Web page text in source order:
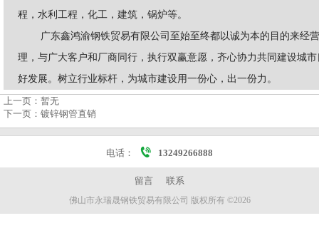
程，水利工程，化工，建筑，锅炉等。
广东鑫鸿渝钢铁贸易有限公司至始至终都以诚为本的目的来经
理，与广大客户和厂商同行，执行双赢意愿，齐心协力共同建设城市
好发展。树立行业标杆，为城市建设用一份心，出一份力。
上一页： 暂无
下一页： 镀锌钢管直销
电话： 13249266888
留言 联系
佛山市永瑞晟钢铁贸易有限公司 版权所有 ©2026